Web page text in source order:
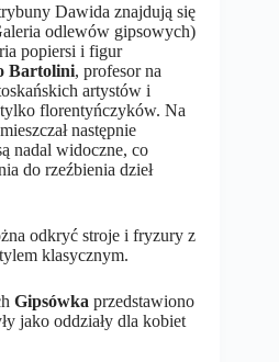
Dawida znajdują się
odlewów gipsowych)
popiersi i figur
Bartolini, profesor na
artystów i
florentyńczyków. Na
następnie
nadal widoczne, co
do rzeźbienia dzieł
odkryć stroje i fryzury z
klasycznym.
Gipsówka przedstawiono
jako oddziały dla kobiet